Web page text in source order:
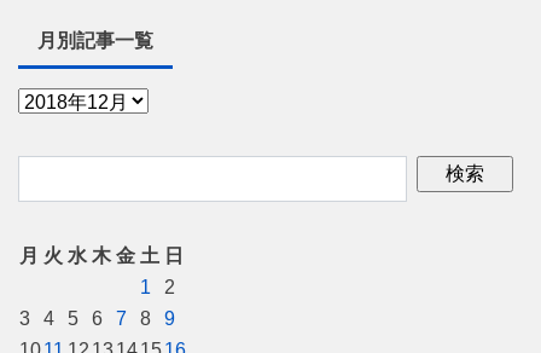
月別記事一覧
月 火 水 木 金 土 日
1
2
3
4 5 6 7 8
9